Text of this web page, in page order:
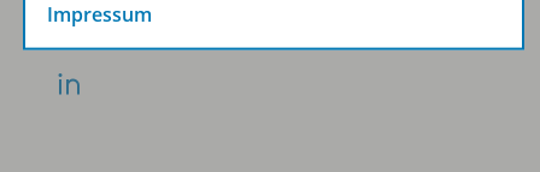
KLV:
Impressum